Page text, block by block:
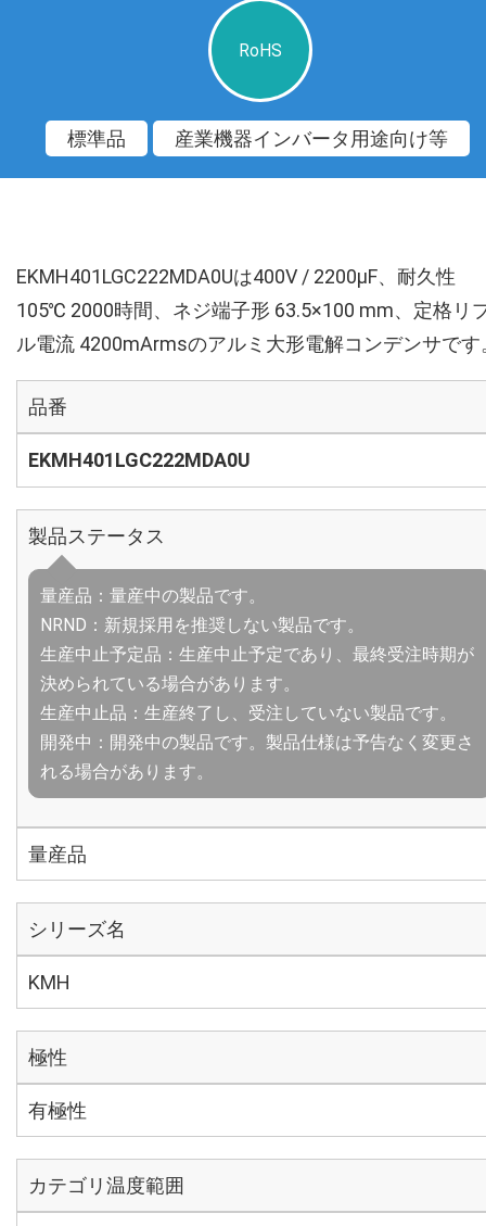
RoHS
標準品 産業機器インバータ用途向け等
EKMH401LGC222MDA0Uは400V / 2200µF、耐久性
105℃ 2000時間、ネジ端子形 63.5×100 mm、定格リ
ル電流 4200mArmsのアルミ大形電解コンデンサです
品番
EKMH401LGC222MDA0U
製品ステータス
量産品：量産中の製品です。
NRND：新規採用を推奨しない製品です。
生産中止予定品：生産中止予定であり、最終受注時期が
決められている場合があります。
生産中止品：生産終了し、受注していない製品です。
開発中：開発中の製品です。製品仕様は予告なく変更さ
れる場合があります。
量産品
シリーズ名
KMH
極性
有極性
カテゴリ温度範囲